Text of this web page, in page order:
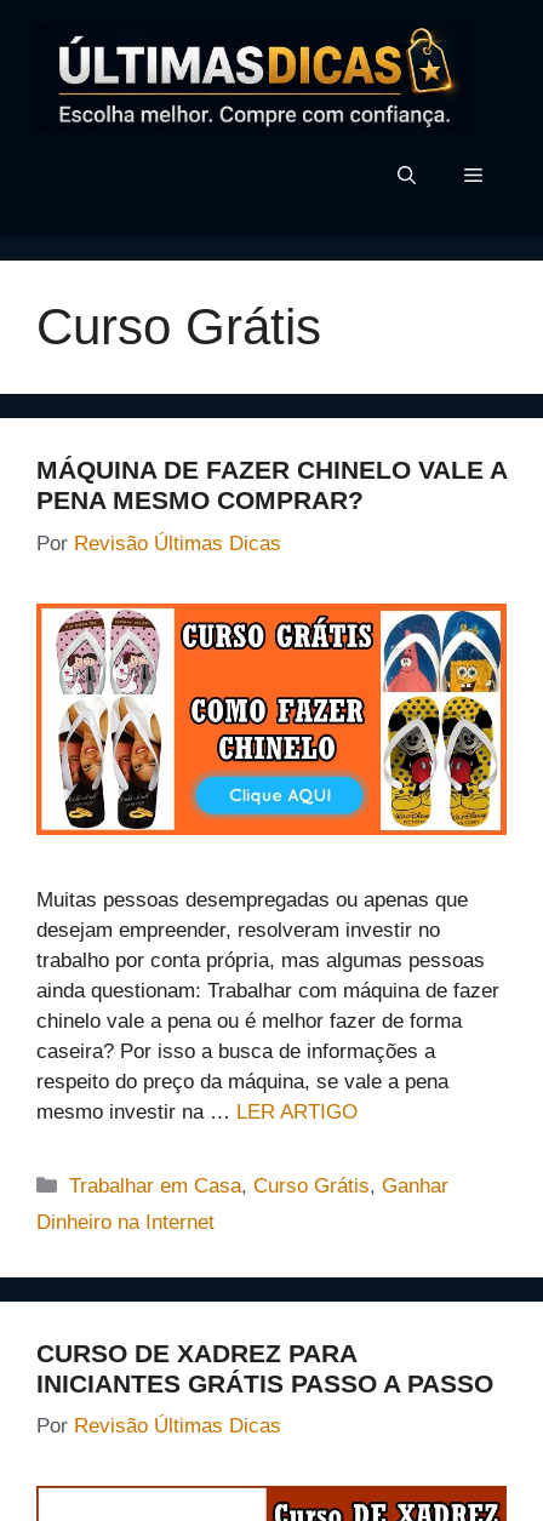
conteúdo
MENU
Curso Grátis
MÁQUINA DE FAZER CHINELO VALE A
PENA MESMO COMPRAR?
Por Revisão Últimas Dicas
Muitas pessoas desempregadas ou apenas que
desejam empreender, resolveram investir no
trabalho por conta própria, mas algumas pessoas
ainda questionam: Trabalhar com máquina de fazer
chinelo vale a pena ou é melhor fazer de forma
caseira? Por isso a busca de informações a
respeito do preço da máquina, se vale a pena
mesmo investir na … LER ARTIGO
Categorias
Trabalhar em Casa,Curso Grátis,Ganhar
Dinheiro na Internet
CURSO DE XADREZ PARA
INICIANTES GRÁTIS PASSO A PASSO
Por Revisão Últimas Dicas